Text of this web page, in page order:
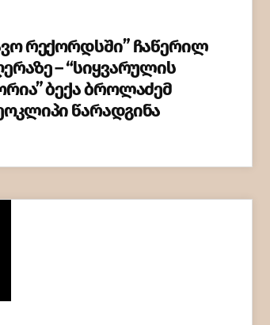
რექორდსში” ჩაწერილ
– “სიყვარულის
ბექა ბროლაძემ
წარადგინა